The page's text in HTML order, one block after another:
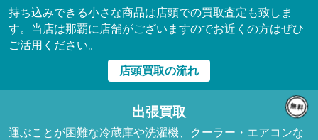
持ち込みできる小さな商品は店頭での買取査定も致しま
す。当店は那覇に店舗がございますのでお近くの方はぜひ
ご活用ください。
店頭買取の流れ
出張買取
運ぶことが困難な冷蔵庫や洗濯機、クーラー・エアコンな